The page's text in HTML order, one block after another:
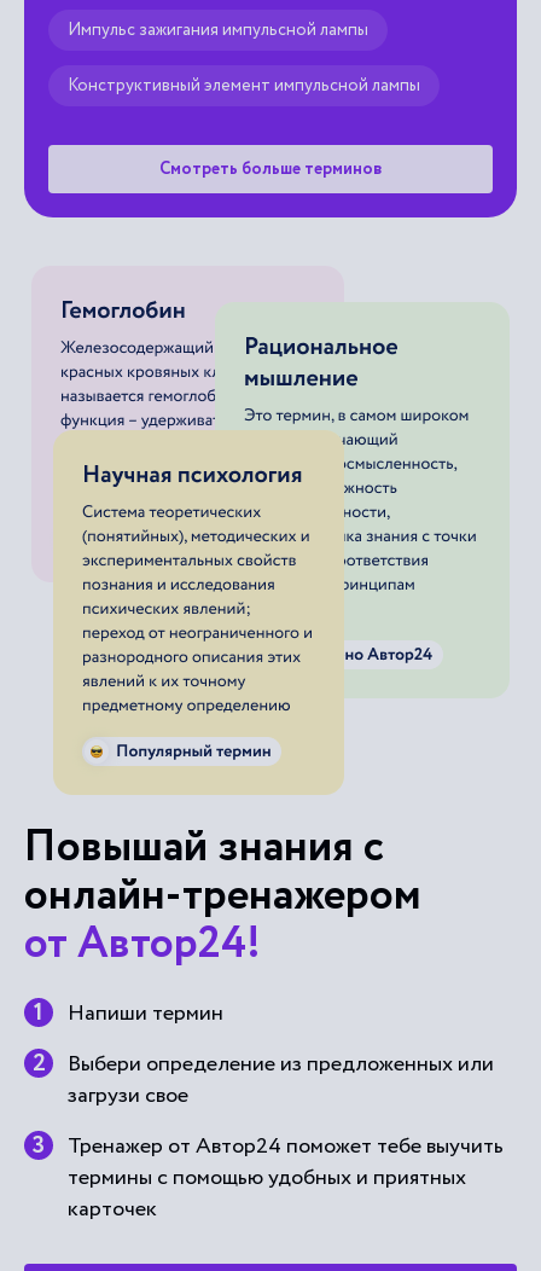
Импульс зажигания импульсной лампы
Конструктивный элемент импульсной лампы
Смотреть больше терминов
Повышай знания с
онлайн-тренажером
от Автор24!
Напиши термин
Выбери определение из предложенных или
загрузи свое
Тренажер от Автор24 поможет тебе выучить
термины с помощью удобных и приятных
карточек